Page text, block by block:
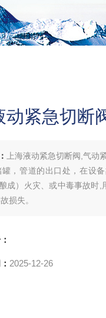
动紧急切
上海液动紧急切断阀,气动
，管道的出口处，在设
酿成）火灾、或中毒事故
损失。
2025-12-26